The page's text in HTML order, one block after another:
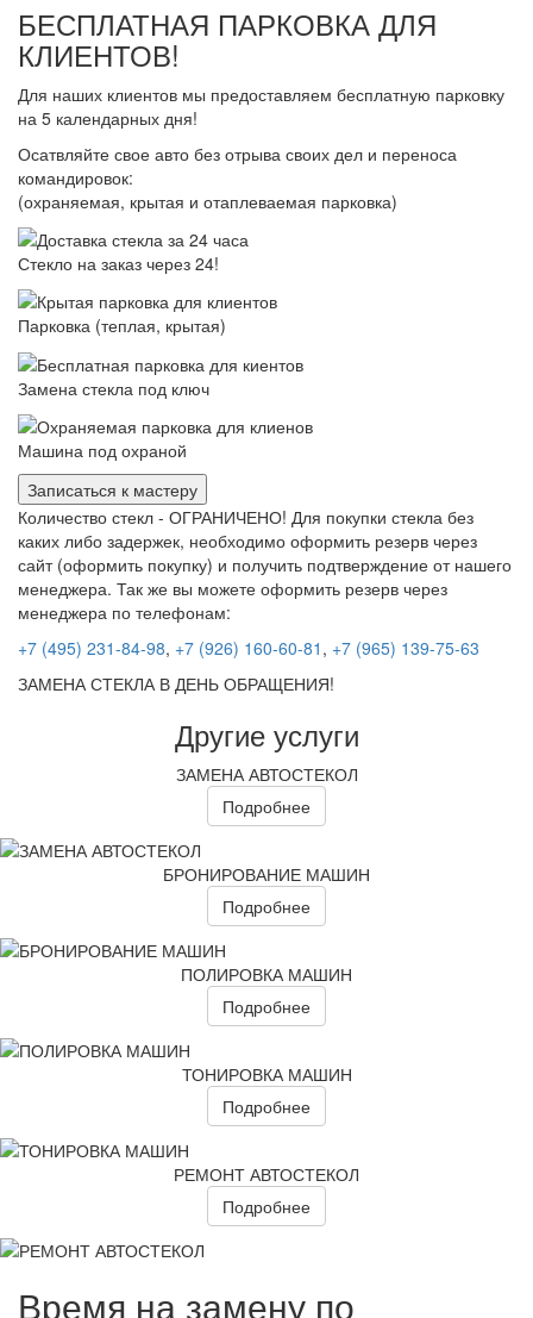
БЕСПЛАТНАЯ ПАРКОВКА ДЛЯ
КЛИЕНТОВ!
Для наших клиентов мы предоставляем бесплатную парковку
на 5 календарных дня!
Осатвляйте свое авто без отрыва своих дел и переноса
командировок:
(охраняемая, крытая и отаплеваемая парковка)
Стекло на заказ через 24!
Парковка (теплая, крытая)
Замена стекла под ключ
Машина под охраной
Записаться к мастеру
Количество стекл - ОГРАНИЧЕНО! Для покупки стекла без
каких либо задержек, необходимо оформить резерв через
сайт (оформить покупку) и получить подтверждение от нашего
менеджера. Так же вы можете оформить резерв через
менеджера по телефонам:
+7 (495) 231-84-98, +7 (926) 160-60-81 , +7 (965) 139-75-63
ЗАМЕНА СТЕКЛА В ДЕНЬ ОБРАЩЕНИЯ!
Другие услуги
ЗАМЕНА АВТОСТЕКОЛ
Подробнее
БРОНИРОВАНИЕ МАШИН
Подробнее
ПОЛИРОВКА МАШИН
Подробнее
ТОНИРОВКА МАШИН
Подробнее
РЕМОНТ АВТОСТЕКОЛ
Подробнее
Время на замену по